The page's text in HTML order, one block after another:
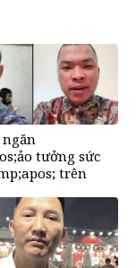
ngăn
tưởng sức
trên